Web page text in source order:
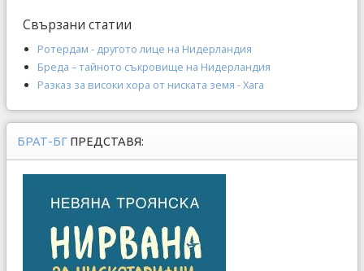
Свързани статии
Ротердам - другото лице на Нидерландия
Бреда – тайното съкровище на Нидерландия
Разказ за високи хора от ниската земя - Хага
БРАТ-БГ ПРЕДСТАВЯ: